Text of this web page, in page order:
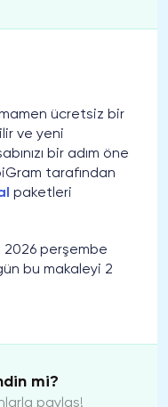
ücretsiz bir
ve yeni
bir adım öne
tarafından
paketleri
2026 perşembe
bu makaleyi 2
mi?
paylaş!